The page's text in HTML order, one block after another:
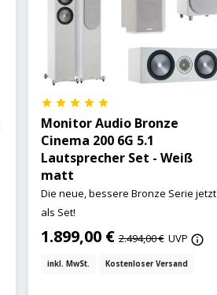
Monitor Audio Bronze
Cinema 200 6G 5.1
Lautsprecher Set - Weiß
matt
Die neue, bessere Bronze Serie jetzt
als Set!
1.899,00 €2.494,00 € UVP
inkl. MwSt. Kostenloser Versand